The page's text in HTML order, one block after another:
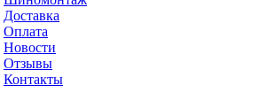
Доставка
Оплата
Новости
Отзывы
Контакты